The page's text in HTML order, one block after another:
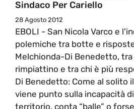
Sindaco Per Cariello
28 Agosto 2012
EBOLI - San Nicola Varco e
polemiche tra botte e
Melchionda-Di Benedetto, tra
rimpiattino e tra chi è più
Di Benedetto: Come al solito
viene punto sulla incapacità
territorio, conta “balle” o